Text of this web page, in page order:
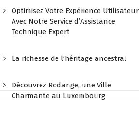
Optimisez Votre Expérience Utilisateur
Avec Notre Service d’Assistance
Technique Expert
La richesse de l’héritage ancestral
Découvrez Rodange, une Ville
Charmante au Luxembourg